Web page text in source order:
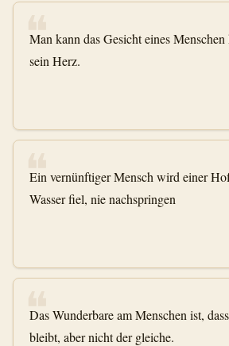
❝
Man kann das Gesicht eines
sein Herz.
❝
Ein vernünftiger Mensch wird einer
Wasser fiel, nie nachspringen
❝
Das Wunderbare am Menschen ist,
bleibt, aber nicht der gleiche.